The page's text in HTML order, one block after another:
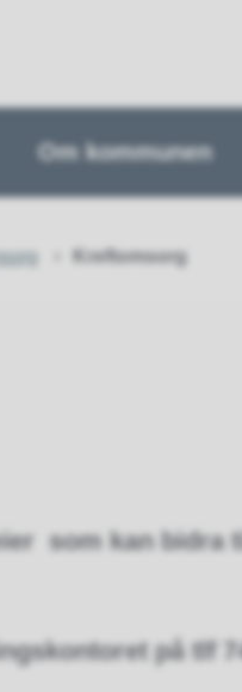
Om kommunen
Kreftomsorg
som kan bidra
på tlf